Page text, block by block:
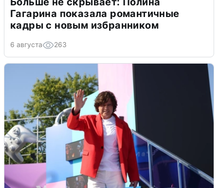
Гагарина показала романтичные
кадры с новым избранником
6 августа 263